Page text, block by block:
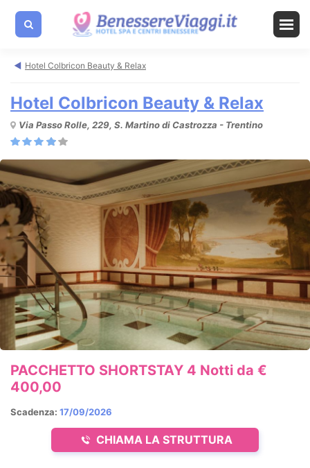
Hotel Colbricon Beauty & Relax
Hotel Colbricon Beauty & Relax
Via Passo Rolle, 229, S. Martino di Castrozza - Trentino
CHIAMA LA STRUTTURA
Scadenza: 17/09/2026
PACCHETTO SHORTSTAY 4 Notti da €
400,00